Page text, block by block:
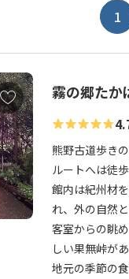
1
霧の郷たか
熊野古道歩き
ルートへは徒
館内は紀州材
れ、外の自然
客室からの眺
しい果無峠が
地元の季節の